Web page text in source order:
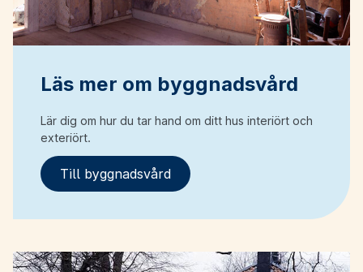
Läs mer om byggnadsvård
Lär dig om hur du tar hand om ditt hus interiört och
exteriört.
Till byggnadsvård